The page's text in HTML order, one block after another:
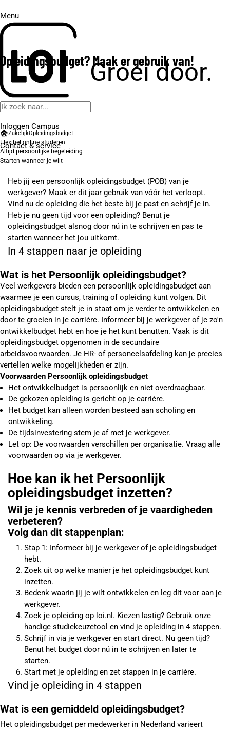
Menu
Groei door.
Inloggen Campus
Contact& service
Opleidingsbudget? Maak er gebruik van!
ZakelijkOpleidingsbudget
Flexibel online studeren
Altijd persoonlijke begeleiding
Starten wanneer je wilt
Heb jij een persoonlijk opleidingsbudget (POB) van je
werkgever? Maak er dit jaar gebruik van vóór het verloopt.
Vind nu de opleiding die het beste bij je past en schrijf je in.
Heb je nu geen tijd voor een opleiding? Benut je
opleidingsbudget alsnog door nú in te schrijven en pas te
starten wanneer het jou uitkomt.
In 4 stappen naar je opleiding
Wat is het Persoonlijk opleidingsbudget?
Veel werkgevers bieden een persoonlijk opleidingsbudget aan
waarmee je een cursus, training of opleiding kunt volgen. Dit
opleidingsbudget stelt je in staat om je verder te ontwikkelen en
door te groeien in je carrière. Informeer bij je werkgever of je zo'n
ontwikkelbudget hebt en hoe je het kunt benutten. Vaak is dit
opleidingsbudget opgenomen in de secundaire
arbeidsvoorwaarden. Je HR- of personeelsafdeling kan je precies
vertellen welke mogelijkheden er zijn.
Voorwaarden Persoonlijk opleidingsbudget
Het ontwikkelbudget is persoonlijk en niet overdraagbaar.
De gekozen opleiding is gericht op je carrière.
Het budget kan alleen worden besteed aan scholing en
ontwikkeling.
De tijdsinvestering stem je af met je werkgever.
Let op: De voorwaarden verschillen per organisatie. Vraag alle
voorwaarden op via je werkgever.
Hoe kan ik het Persoonlijk
opleidingsbudget inzetten?
Wil je je kennis verbreden of je vaardigheden
verbeteren?
Volg dan dit stappenplan:
Stap 1: Informeer bij je werkgever of je opleidingsbudget
hebt.
Zoek uit op welke manier je het opleidingsbudget kunt
inzetten.
Bedenk waarin jij je wilt ontwikkelen en leg dit voor aan je
werkgever.
Zoek je opleiding op loi.nl. Kiezen lastig? Gebruik onze
handige studiekeuzetool en vind je opleiding in 4 stappen.
Schrijf in via je werkgever en start direct. Nu geen tijd?
Benut het budget door nú in te schrijven en later te
starten.
Start met je opleiding en zet stappen in je carrière.
Vind je opleiding in 4 stappen
Wat is een gemiddeld opleidingsbudget?
Het opleidingsbudget per medewerker in Nederland varieert